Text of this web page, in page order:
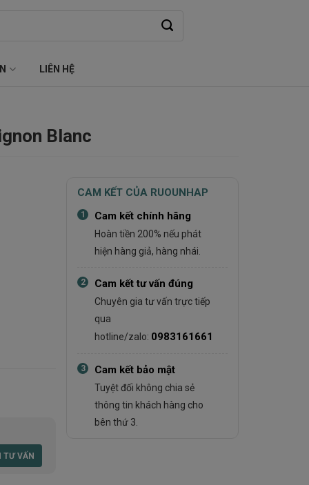
LIÊN HỆ
Blanc
CAM KẾT CỦA RUOUNHAP
1 Cam kết chính hãng
Hoàn tiền 200% nếu phát
hiện hàng giả, hàng nhái.
2 Cam kết tư vấn đúng
Chuyên gia tư vấn trực tiếp
qua
hotline/zalo: 0983161661
3 Cam kết bảo mật
Tuyệt đối không chia sẻ
thông tin khách hàng cho
bên thứ 3.